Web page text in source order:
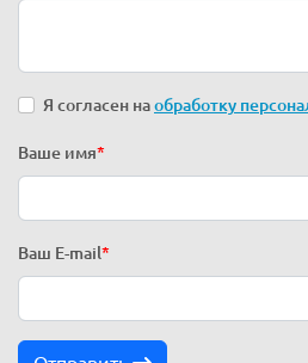
Я согласен наобработку
Ваше имя*
Ваш E-mail *